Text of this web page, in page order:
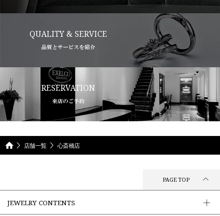
QUALITY & SERVICE
品質とサービスを紹介
RESERVATION
来店のご予約
店舗一覧 心斎橋店
PAGE TOP
JEWELRY CONTENTS